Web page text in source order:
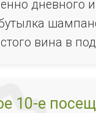
дневного
вина в
10-е